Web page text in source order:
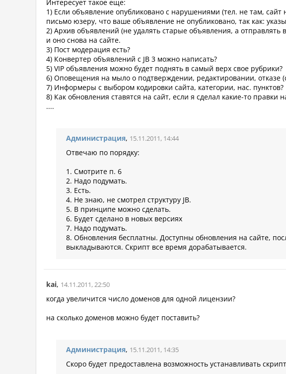
Интересует такое еще:
1) Если объявление опубликовано с нарушениями (тел. не там,
письмо юзеру, что ваше объявление не опубликовано, так как:
2) Архив объявлений (не удалять старые объявления, а отправлять
и оно снова на сайте.
3) Пост модерация есть?
4) Конвертер объявлений с JB 3 можно написать?
5) VIP объявления можно будет поднять в самый верх свое рубрики?
6) Оповещения на мыло о подтверждении, редактировании, отказе
7) Информеры с выбором кодировки сайта, категории, нас. пунктов?
8) Как обновления ставятся на сайт, если я сделал какие-то
....
Администрация, 15.11.2011, 14:44
Отвечаю по порядку:
1. Смотрите п. 6
2. Надо подумать.
3. Есть.
4. Не знаю, не смотрел структуру JB.
5. В принципе можно сделать.
6. Будет сделано в новых версиях
7. Надо подумать.
8. Обновления бесплатны. Доступны обновления на сайте,
выкладываются. Скрипт все время дорабатывается.
kai, 14.11.2011, 22:50
когда увеличится число доменов для одной лицензии?
на сколько доменов можно будет поставить?
Администрация, 15.11.2011, 14:35
Скоро будет предоставлена возможность устанавливать